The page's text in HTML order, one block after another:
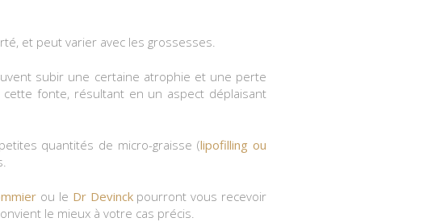
et peut varier avec les grossesses.
subir une certaine atrophie et une perte
fonte, résultant en un aspect déplaisant
quantités de micro-graisse (lipofilling ou
ou le Dr Devinckpourront vous recevoir
le mieux à votre cas précis.